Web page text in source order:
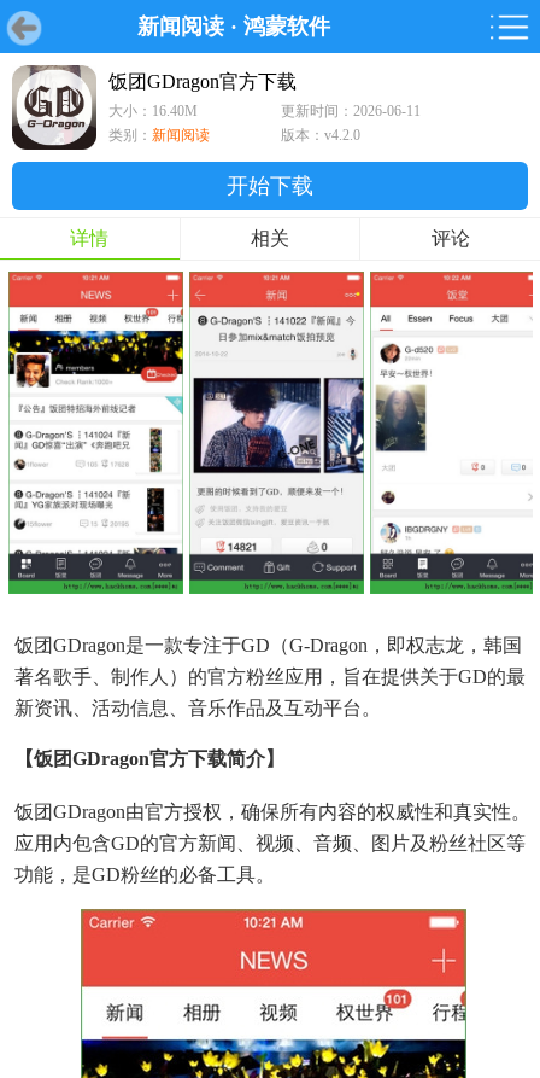
新闻阅读 · 鸿蒙软件
首页 游戏 软件 鸿蒙游戏
首页 游戏 软件 鸿蒙
游戏
鸿蒙
软件
专题
饭团GDragon官方下载
大小：16.40M
更新时间：2026-06-11
类别： 新闻阅读 版本：v4.2.0
开始下载
详情 相关 评论
饭团GDragon是一款专注于GD（G-Dragon，即权志龙，韩国
著名歌手、制作人）的官方粉丝应用，旨在提供关于GD的最
新资讯、活动信息、音乐作品及互动平台。
【饭团GDragon官方下载简介】
饭团GDragon由官方授权，确保所有内容的权威性和真实性。
应用内包含GD的官方新闻、视频、音频、图片及粉丝社区等
功能，是GD粉丝的必备工具。